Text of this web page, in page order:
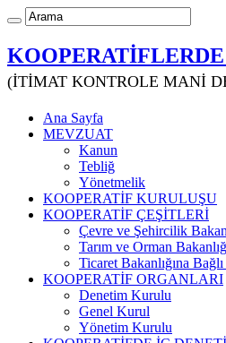
(İTİMAT KONTROLE MANİ
Ana Sayfa
MEVZUAT
Kanun
Tebliğ
Yönetmelik
KOOPERATİF KURULUŞU
KOOPERATİF ÇEŞİTLERİ
Çevre ve Şehircilik
Tarım ve Orman
Ticaret Bakanlığına
KOOPERATİF ORGANLARI
Denetim Kurulu
Genel Kurul
Yönetim Kurulu